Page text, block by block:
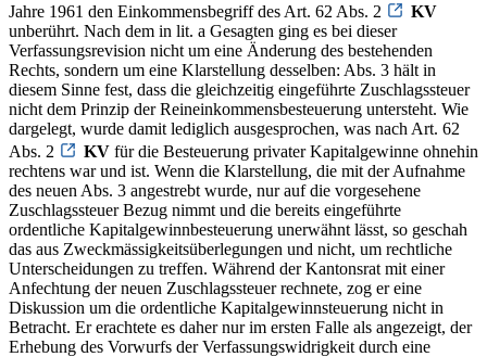
Jahre 1961 den Einkommensbegriff des Art. 62 Abs. 2
KV
unberührt. Nach dem in lit. a Gesagten ging es bei dieser
Verfassungsrevision nicht um eine Änderung des bestehenden
Rechts, sondern um eine Klarstellung desselben: Abs. 3 hält in
diesem Sinne fest, dass die gleichzeitig eingeführte Zuschlagssteuer
nicht dem Prinzip der Reineinkommensbesteuerung untersteht. Wie
dargelegt, wurde damit lediglich ausgesprochen, was nach Art. 62
Abs. 2
KV für die Besteuerung privater Kapitalgewinne ohnehin
rechtens war und ist. Wenn die Klarstellung, die mit der Aufnahme
des neuen Abs. 3 angestrebt wurde, nur auf die vorgesehene
Zuschlagssteuer Bezug nimmt und die bereits eingeführte
ordentliche Kapitalgewinnbesteuerung unerwähnt lässt, so geschah
das aus Zweckmässigkeitsüberlegungen und nicht, um rechtliche
Unterscheidungen zu treffen. Während der Kantonsrat mit einer
Anfechtung der neuen Zuschlagssteuer rechnete, zog er eine
Diskussion um die ordentliche Kapitalgewinnsteuerung nicht in
Betracht. Er erachtete es daher nur im ersten Falle als angezeigt, der
Erhebung des Vorwurfs der Verfassungswidrigkeit durch eine